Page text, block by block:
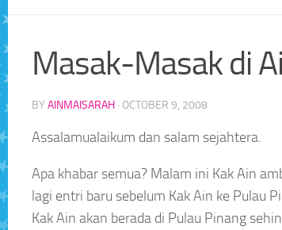
Masak-Masak di
BY AINMAISARAH · OCTOBER 9, 2008
Assalamualaikum dan salam sejahtera.
Apa khabar semua? Malam ini Kak Ain
lagi entri baru sebelum Kak Ain ke Pulau
Kak Ain akan berada di Pulau Pinang